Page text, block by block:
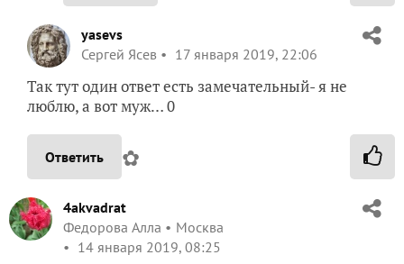
yasevs
Сергей Ясев
17 января 2019, 22:06
Так тут один ответ есть замечательный- я не
люблю, а вот муж… 0
Ответить ✿
4akvadrat
Федорова Алла
Москва
14 января 2019, 08:25